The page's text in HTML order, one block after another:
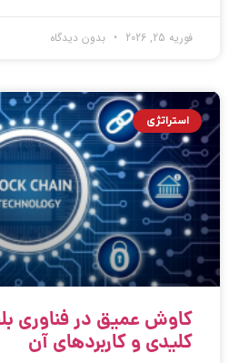
فوریه 25, 2026 بدون دیدگاه
استراتژی
کاوش عمیق در فناوری
کلیدی و کاربردهای آن